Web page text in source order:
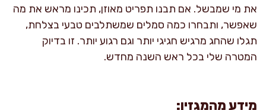
את מי שמבשל. אם תבנו תפריט מאוזן, תכינו מראש את מה
שאפשר, ותבחרו כמה סמלים שמשתלבים טבעי בצלחת,
תגלו שהחג מרגיש חגיגי יותר וגם רגוע יותר. זו בדיוק
המטרה שלי בכל ראש השנה מחדש.
מידע מהמגזין: